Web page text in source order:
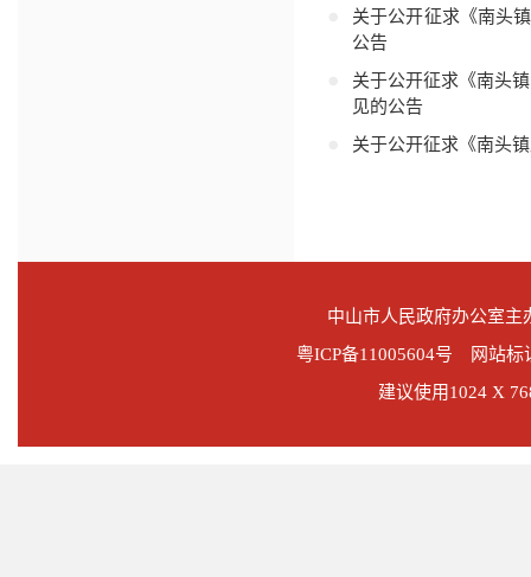
关于公开征求《南头
公告
关于公开征求《南头
见的公告
关于公开征求《南头
中山市人民政府办公室
粤ICP备11005604号 网站标
建议使用1024 X